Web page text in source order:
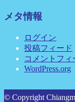
メタ情報
ログイン
投稿フィード
コメントフィ
WordPress.org
© Copyright